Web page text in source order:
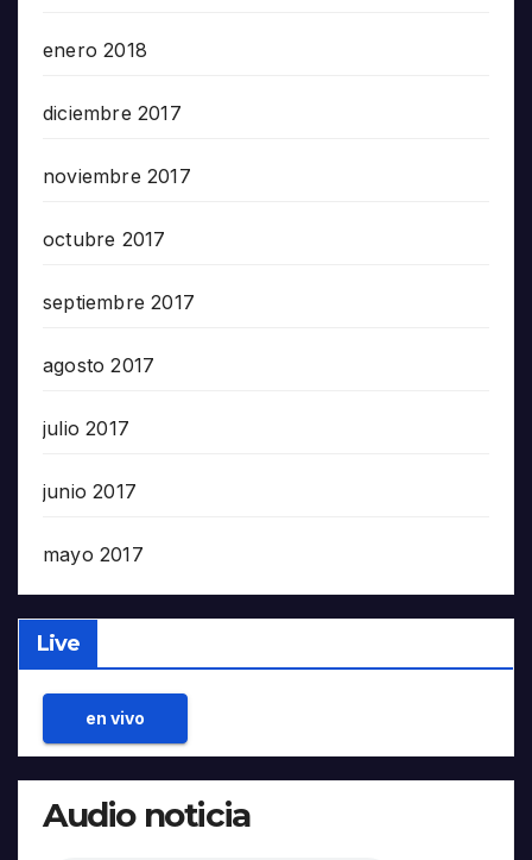
enero 2018
diciembre 2017
noviembre 2017
octubre 2017
septiembre 2017
agosto 2017
julio 2017
junio 2017
mayo 2017
Live
en vivo
Audio noticia